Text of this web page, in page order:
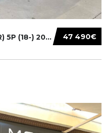
47 490€
VOLKSWAGEN TOUAREG (CR) 5P (18-) 2021...